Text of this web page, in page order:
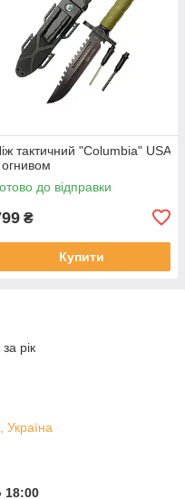
тактичний "Columbia" USA
огнивом
до відправки
₴
Купити
рік
Україна
18:00